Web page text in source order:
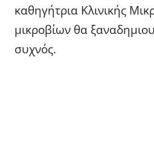
καθηγήτρια Κλινικής
μικροβίων θα
συχνός.